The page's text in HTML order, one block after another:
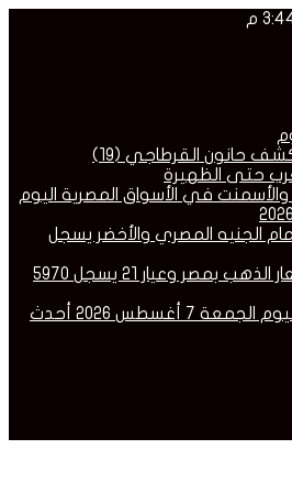
حانون القرطاجي (19)
حتى الظهيرة
والأسمنت في الأسواق المصرية اليوم
أمام الجنيه المصري والأخضر يسجل
ارتفاع جديد في أسعار الذهب بمصر وعيار 21 يسجل 5970
أسعار الزيت والسكر اليوم الجمعة 7 أغسطس 2026 أحدث